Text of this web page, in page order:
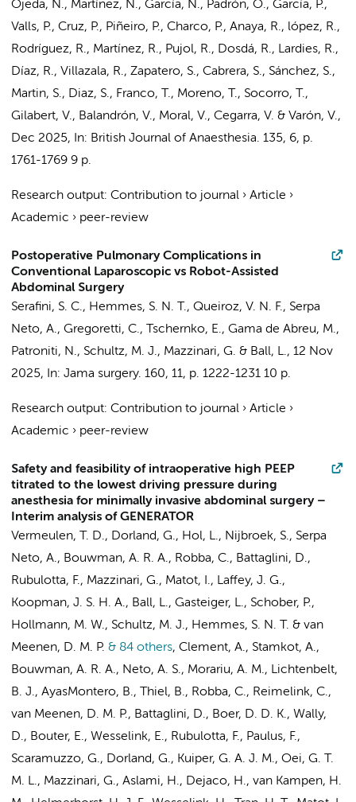
Ojeda, N., Martínez, N., García, N., Padrón, O., García, P.,
Valls, P., Cruz, P., Piñeiro, P., Charco, P., Anaya, R., lópez, R.,
Rodríguez, R., Martínez, R., Pujol, R., Dosdá, R., Lardies, R.,
Díaz, R., Villazala, R., Zapatero, S., Cabrera, S., Sánchez, S.,
Martin, S., Diaz, S., Franco, T., Moreno, T., Socorro, T.,
Gilabert, V., Balandrón, V., Moral, V., Cegarra, V. & Varón, V.,
Dec 2025, In: British Journal of Anaesthesia. 135, 6, p.
1761-1769 9 p.
Research output: Contribution to journal › Article ›
Academic › peer-review
Postoperative Pulmonary Complications in
Conventional Laparoscopic vs Robot-Assisted
Abdominal Surgery
Serafini, S. C., Hemmes, S. N. T., Queiroz, V. N. F., Serpa
Neto, A., Gregoretti, C., Tschernko, E., Gama de Abreu, M.,
Patroniti, N., Schultz, M. J., Mazzinari, G. & Ball, L., 12 Nov
2025, In: Jama surgery. 160, 11, p. 1222-1231 10 p.
Research output: Contribution to journal › Article ›
Academic › peer-review
Safety and feasibility of intraoperative high PEEP
titrated to the lowest driving pressure during
anesthesia for minimally invasive abdominal surgery –
Interim analysis of GENERATOR
Vermeulen, T. D., Dorland, G., Hol, L., Nijbroek, S., Serpa
Neto, A., Bouwman, A. R. A., Robba, C., Battaglini, D.,
Rubulotta, F., Mazzinari, G., Matot, I., Laffey, J. G.,
Koopman, J. S. H. A., Ball, L., Gasteiger, L., Schober, P.,
Hollmann, M. W., Schultz, M. J., Hemmes, S. N. T. & van
Meenen, D. M. P. & 84 others, Clement, A., Stamkot, A.,
Bouwman, A. R. A., Neto, A. S., Morariu, A. M., Lichtenbelt,
B. J., AyasMontero, B., Thiel, B., Robba, C., Reimelink, C.,
van Meenen, D. M. P., Battaglini, D., Boer, D. D. K., Wally,
D., Bouter, E., Wesselink, E., Rubulotta, F., Paulus, F.,
Scaramuzzo, G., Dorland, G., Kuiper, G. A. J. M., Oei, G. T.
M. L., Mazzinari, G., Aslami, H., Dejaco, H., van Kampen, H.